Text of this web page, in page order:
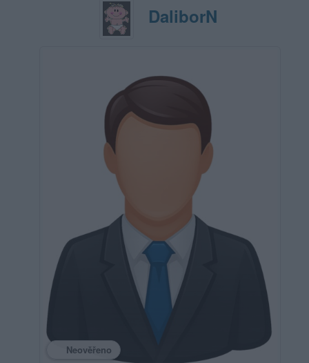
DaliborN
Neověřeno